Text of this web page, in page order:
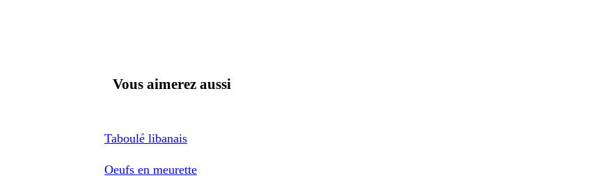
Vous aimerez aussi
Taboulé libanais
Oeufs en meurette